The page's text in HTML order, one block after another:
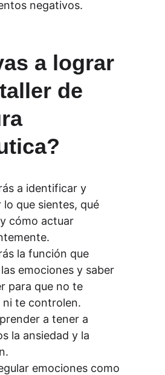
negativos.
a lograr
de
a identificar y
lo que sientes, qué
cómo actuar
la función que
emociones y saber
para que no te
ni te controlen.
a tener a
la ansiedad y la
emociones como